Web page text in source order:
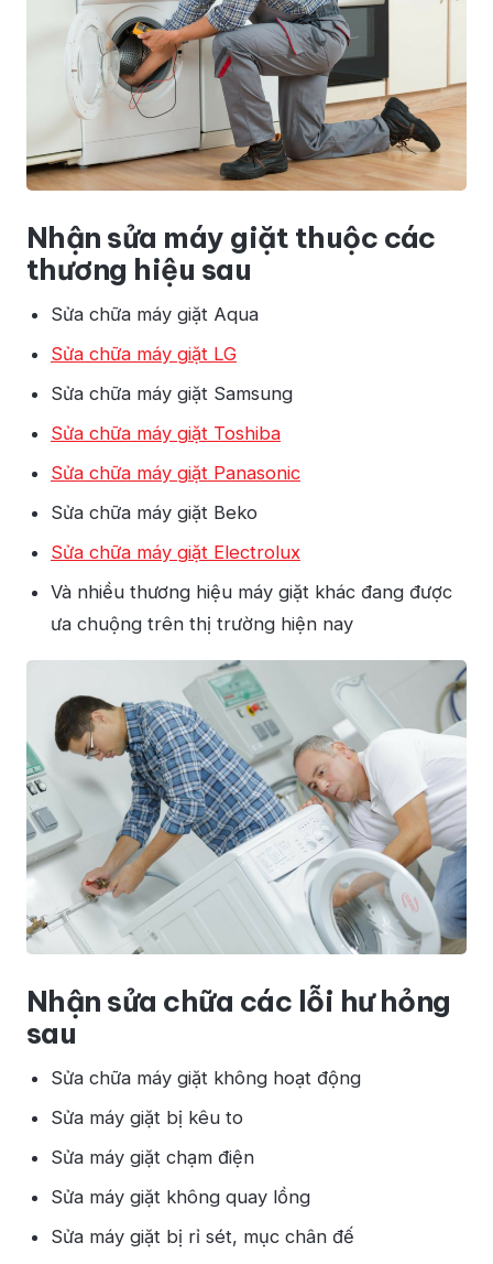
Nhận sửa máy giặt thuộc các
thương hiệu sau
Sửa chữa máy giặt Aqua
Sửa chữa máy giặt LG
Sửa chữa máy giặt Samsung
Sửa chữa máy giặt Toshiba
Sửa chữa máy giặt Panasonic
Sửa chữa máy giặt Beko
Sửa chữa máy giặt Electrolux
Và nhiều thương hiệu máy giặt khác đang được
ưa chuộng trên thị trường hiện nay
Nhận sửa chữa các lỗi hư hỏng
sau
Sửa chữa máy giặt không hoạt động
Sửa máy giặt bị kêu to
Sửa máy giặt chạm điện
Sửa máy giặt không quay lồng
Sửa máy giặt bị rỉ sét, mục chân đế